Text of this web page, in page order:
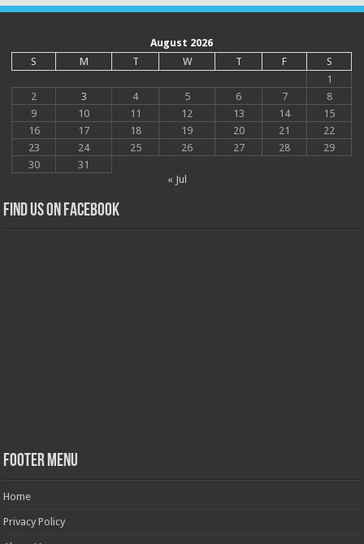
August 2026
S
M T W T F
S
1
2
3 4 5 6 7
8
9
10 11 12 13 14
15
16
17 18 19 20 21
22
23
24 25 26 27 28
29
30
31
« Jul
Find us on Facebook
Footer Menu
Home
Privacy Policy